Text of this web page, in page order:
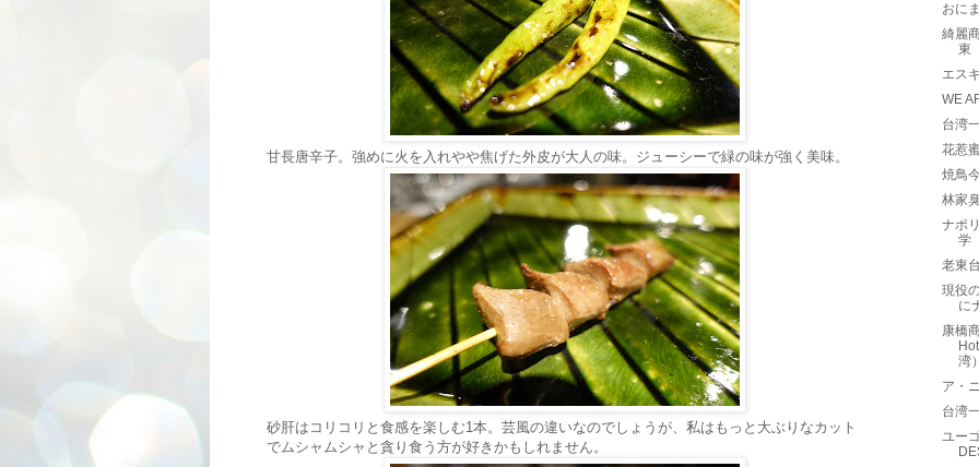
甘長唐辛子。強めに火を入れやや焦げた外皮が大人の味。ジューシーで緑の味が強く美味。
砂肝はコリコリと食感を楽しむ1本。芸風の違いなのでしょうが、私はもっと大ぶりなカット
でムシャムシャと貪り食う方が好きかもしれません。
おに
綺麗
東
エス
WE
台湾
花惹
焼鳥
林家
ナポ
学
老東
現役
に
康橋
湾
ア・
台湾
ユー